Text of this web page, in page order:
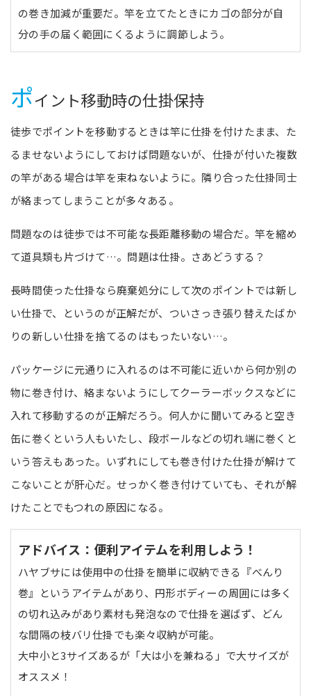
の巻き加減が重要だ。竿を立てたときにカゴの部分が自
分の手の届く範囲にくるように調節しよう。
ポイント移動時の仕掛保持
徒歩でポイントを移動するときは竿に仕掛を付けたまま、た
るませないようにしておけば問題ないが、仕掛が付いた複数
の竿がある場合は竿を束ねないように。隣り合った仕掛同士
が絡まってしまうことが多々ある。
問題なのは徒歩では不可能な長距離移動の場合だ。竿を縮め
て道具類も片づけて…。問題は仕掛。さあどうする？
長時間使った仕掛なら廃棄処分にして次のポイントでは新し
い仕掛で、というのが正解だが、ついさっき張り替えたばか
りの新しい仕掛を捨てるのはもったいない…。
パッケージに元通りに入れるのは不可能に近いから何か別の
物に巻き付け、絡まないようにしてクーラーボックスなどに
入れて移動するのが正解だろう。何人かに聞いてみると空き
缶に巻くという人もいたし、段ボールなどの切れ端に巻くと
いう答えもあった。いずれにしても巻き付けた仕掛が解けて
こないことが肝心だ。せっかく巻き付けていても、それが解
けたことでもつれの原因になる。
アドバイス：便利アイテムを利用しよう！
ハヤブサには使用中の仕掛を簡単に収納できる『べんり
巻』というアイテムがあり、円形ボディーの周囲には多く
の切れ込みがあり素材も発泡なので仕掛を選ばず、どん
な間隔の枝バリ仕掛でも楽々収納が可能。
大中小と3サイズあるが「大は小を兼ねる」で大サイズが
オススメ！